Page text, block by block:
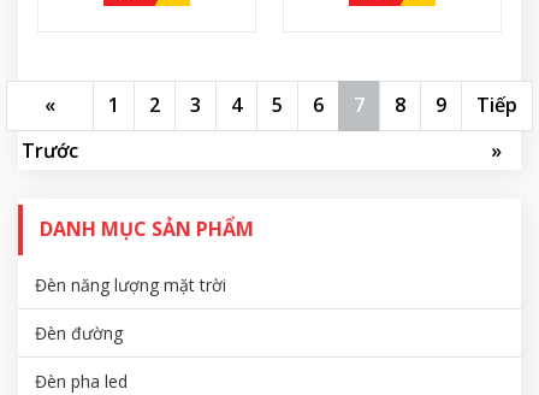
«
Trước
1 2 3 4 5 6 7 8 9
Tiếp
»
DANH MỤC SẢN PHẨM
Đèn năng lượng mặt trời
Đèn đường
Đèn pha led